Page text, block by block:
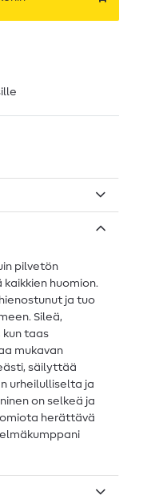
pilvetön
huomion.
ja tuo
Sileä,
kun taas
mukavan
säilyttää
urheilulliselta ja
on selkeä ja
herättävä